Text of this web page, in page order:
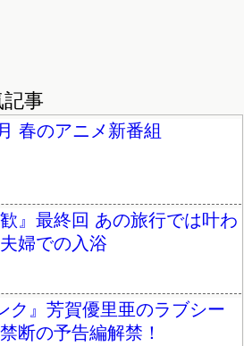
事
春のアニメ新番組
歓』最終回 あの旅行では叶わ
婦での入浴
ク』芳賀優里亜のラブシー
断の予告編解禁！